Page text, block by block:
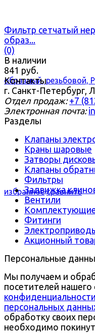
избранное сравнить
Фильтр сетчатый
образ...
(0)
В наличии
841 руб.
Контакты
г. Санкт-Петербург,
Отдел продаж: +7
Электронная почта:
Разделы
Клапаны
Краны шаровые
Затворы
Клапаны
Фильтры
Задвижка
Вентили
Фитинги
Акционный
Персональные
Мы получаем и
посетителей нашего
персональных
обработку своих
необходимо